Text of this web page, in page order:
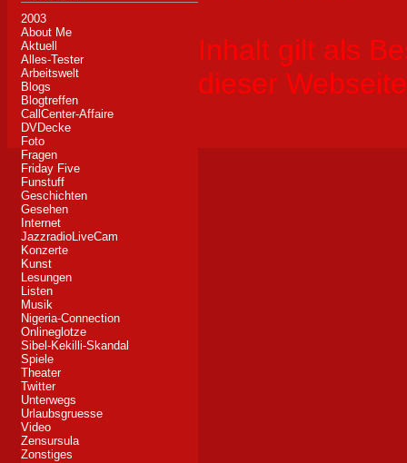
2003
About Me
Aktuell
Alles-Tester
Arbeitswelt
Blogs
Blogtreffen
CallCenter-Affaire
DVDecke
Foto
Fragen
Friday Five
Funstuff
Geschichten
Gesehen
Internet
JazzradioLiveCam
Konzerte
Kunst
Lesungen
Listen
Musik
Nigeria-Connection
Onlineglotze
Sibel-Kekilli-Skandal
Spiele
Theater
Twitter
Unterwegs
Urlaubsgruesse
Video
Zensursula
Zonstiges
Inhalt gilt als
dieser